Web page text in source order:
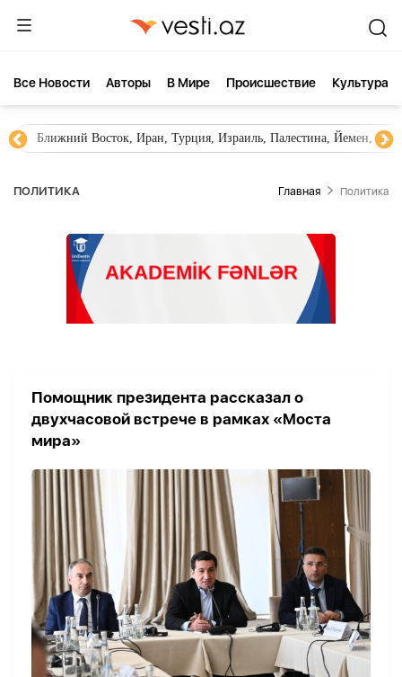
Все Новости Aвторы В Мире Происшествие Культура
Ближний Восток, Иран, Турция, Израиль, Палестина, Йемен,
ПОЛИТИКА Главная Политика
Помощник президента рассказал о
двухчасовой встрече в рамках «Моста
мира»